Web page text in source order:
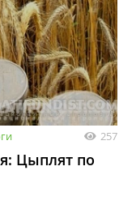
257
Цыплят по